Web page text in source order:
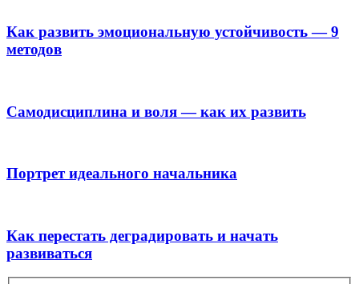
Как развить эмоциональную устойчивость — 9
методов
Самодисциплина и воля — как их развить
Портрет идеального начальника
Как перестать деградировать и начать
развиваться